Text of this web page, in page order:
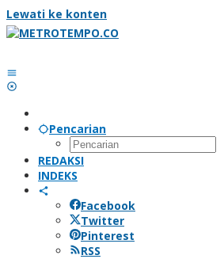
Lewati ke konten
Pencarian
REDAKSI
INDEKS
Facebook
Twitter
Pinterest
RSS